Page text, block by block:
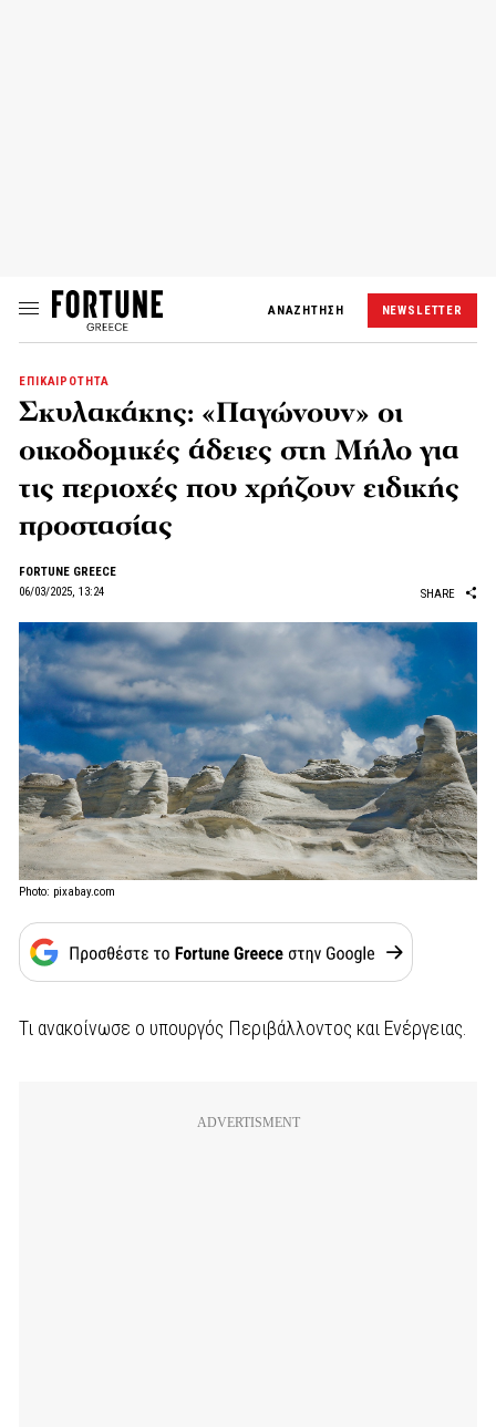
ΑΝΑΖΗΤΗΣΗ NEWSLETTER
ΕΠΙΚΑΙΡΟΤΗΤΑ
Σκυλακάκης: «Παγώνουν» οι
οικοδομικές άδειες στη Μήλο για
τις περιοχές που χρήζουν ειδικής
προστασίας
FORTUNE GREECE
06/03/2025, 13:24
SHARE
Photo: pixabay.com
Τι ανακοίνωσε ο υπουργός Περιβάλλοντος και Ενέργειας.